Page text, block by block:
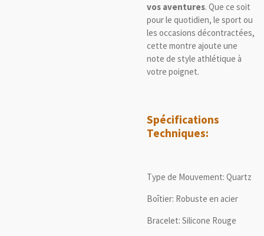
vos aventures. Que ce soit
pour le quotidien, le sport ou
les occasions décontractées,
cette montre ajoute une
note de style athlétique à
votre poignet.
Spécifications
Techniques:
Type de Mouvement: Quartz
Boîtier: Robuste en acier
Bracelet: Silicone Rouge